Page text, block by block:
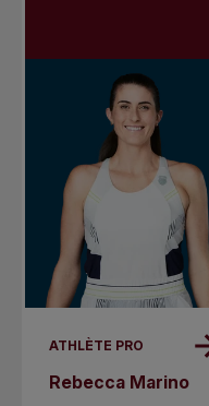
ATHLÈTE PRO
Rebecca Marino